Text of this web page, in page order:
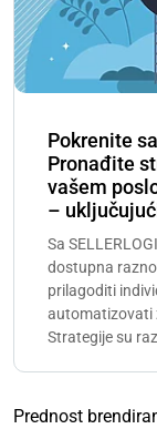
Pokrenite
Pronađite
vašem
–
Sa
dostupna
prilagoditi
automatizovati
Strategije su
Prednost